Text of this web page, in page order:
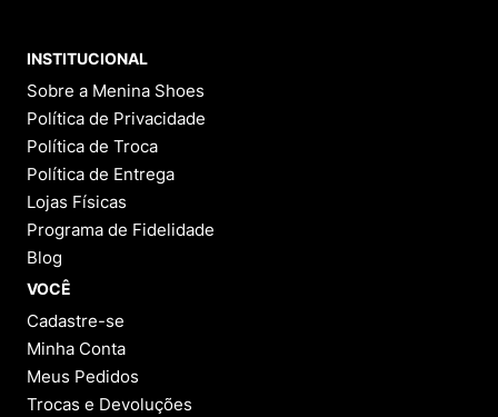
INSTITUCIONAL
Sobre a Menina Shoes
Política de Privacidade
Política de Troca
Política de Entrega
Lojas Físicas
Programa de Fidelidade
Blog
VOCÊ
Cadastre-se
Minha Conta
Meus Pedidos
Trocas e Devoluções